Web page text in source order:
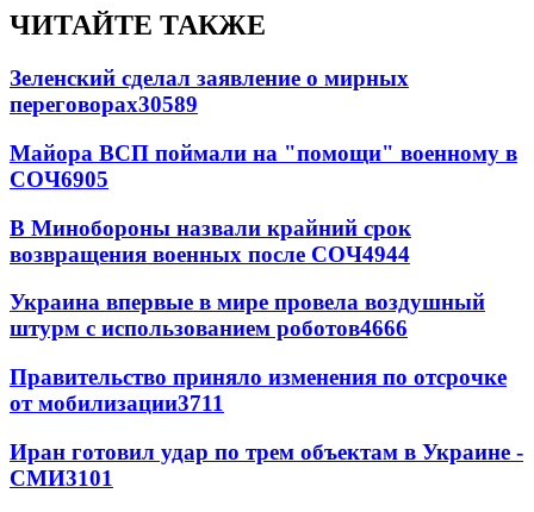
ЧИТАЙТЕ ТАКЖЕ
Зеленский сделал заявление о мирных
переговорах30589
Майора ВСП поймали на "помощи" военному в
СОЧ6905
В Минобороны назвали крайний срок
возвращения военных после СОЧ4944
Украина впервые в мире провела воздушный
штурм с использованием роботов4666
Правительство приняло изменения по отсрочке
от мобилизации3711
Иран готовил удар по трем объектам в Украине -
СМИ3101